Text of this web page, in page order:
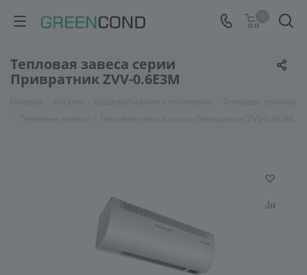
Тепловая завеса серии
Привратник ZVV-0.6E3M